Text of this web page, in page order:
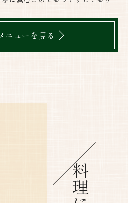
ニューを見る